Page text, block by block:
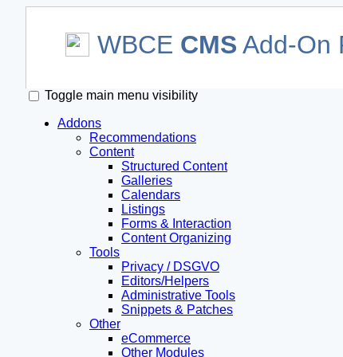
WBCE CMS Add-On
Toggle main menu visibility
Addons
Recommendations
Content
Structured Content
Galleries
Calendars
Listings
Forms & Interaction
Content Organizing
Tools
Privacy / DSGVO
Editors/Helpers
Administrative Tools
Snippets & Patches
Other
eCommerce
Other Modules